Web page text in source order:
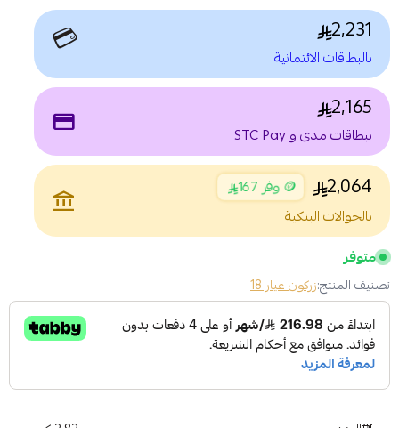
2,231
بالبطاقات الائتمانية 💳
2,165
ببطاقات مدى و STC Pay payment
2,064 🪙 وفر 167
بالحوالات البنكية
account_balance
متوفر
تصنيف المنتج:زركون عيار 18